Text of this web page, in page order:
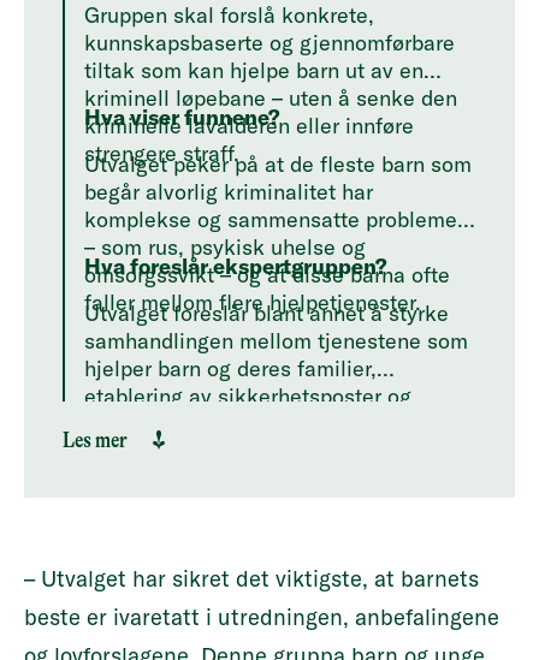
Gruppen skal forslå konkrete,
kunnskapsbaserte og gjennomførbare
tiltak som kan hjelpe barn ut av en
kriminell løpebane – uten å senke den
kriminelle lavalderen eller innføre
strengere straff.
Hva viser funnene?
Utvalget peker på at de fleste barn som
begår alvorlig kriminalitet har
komplekse og sammensatte problemer
– som rus, psykisk uhelse og
omsorgssvikt – og at disse barna ofte
faller mellom flere hjelpetjenester.
Hva foreslår ekspertgruppen?
Utvalget foreslår blant annet å styrke
samhandlingen mellom tjenestene som
hjelper barn og deres familier,
etablering av sikkerhetsposter og
styrket rusbehandling, utvidelse av
multisystemiske tiltak, bedre
koordinerende ansvar for oppfølgingen.
Les mer
– Utvalget har sikret det viktigste, at barnets
beste er ivaretatt i utredningen, anbefalingene